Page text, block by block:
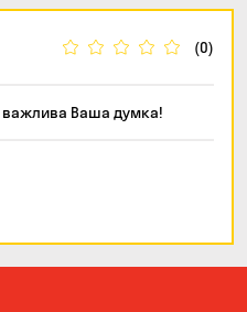
(0)
важлива Ваша думка!